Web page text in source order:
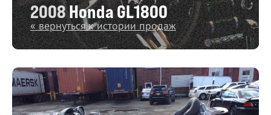
2008Honda GL1800
« вернуться к истории продаж